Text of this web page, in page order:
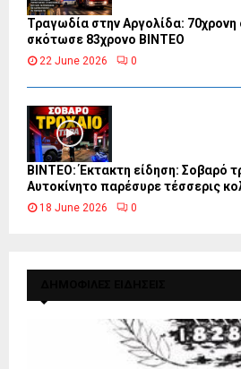
Τραγωδία στην Αργολίδα:
σκότωσε 83χρονο ΒΙΝΤΕΟ
22 June 2026 0
ΒΙΝΤΕΟ: Έκτακτη είδηση: Σοβαρό
Αυτοκίνητο παρέσυρε τέσσερις
18 June 2026 0